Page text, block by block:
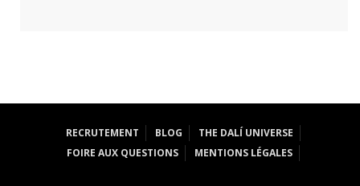
RECRUTEMENT BLOG
THE DALÍ UNIVERSE
FOIRE AUX QUESTIONS
MENTIONS LÉGALES